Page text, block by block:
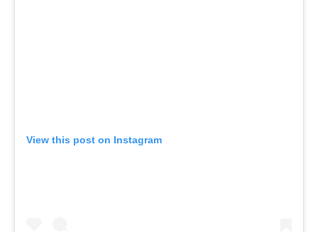
View this post on Instagram